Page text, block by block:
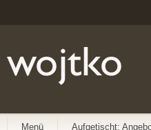
Menü Aufgetischt: